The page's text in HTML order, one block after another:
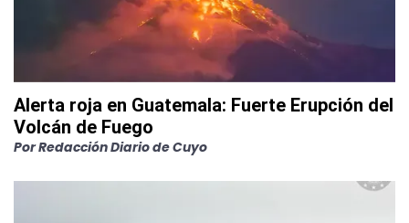
Alerta roja en Guatemala: Fuerte Erupción del
Volcán de Fuego
PorRedacción Diario de Cuyo